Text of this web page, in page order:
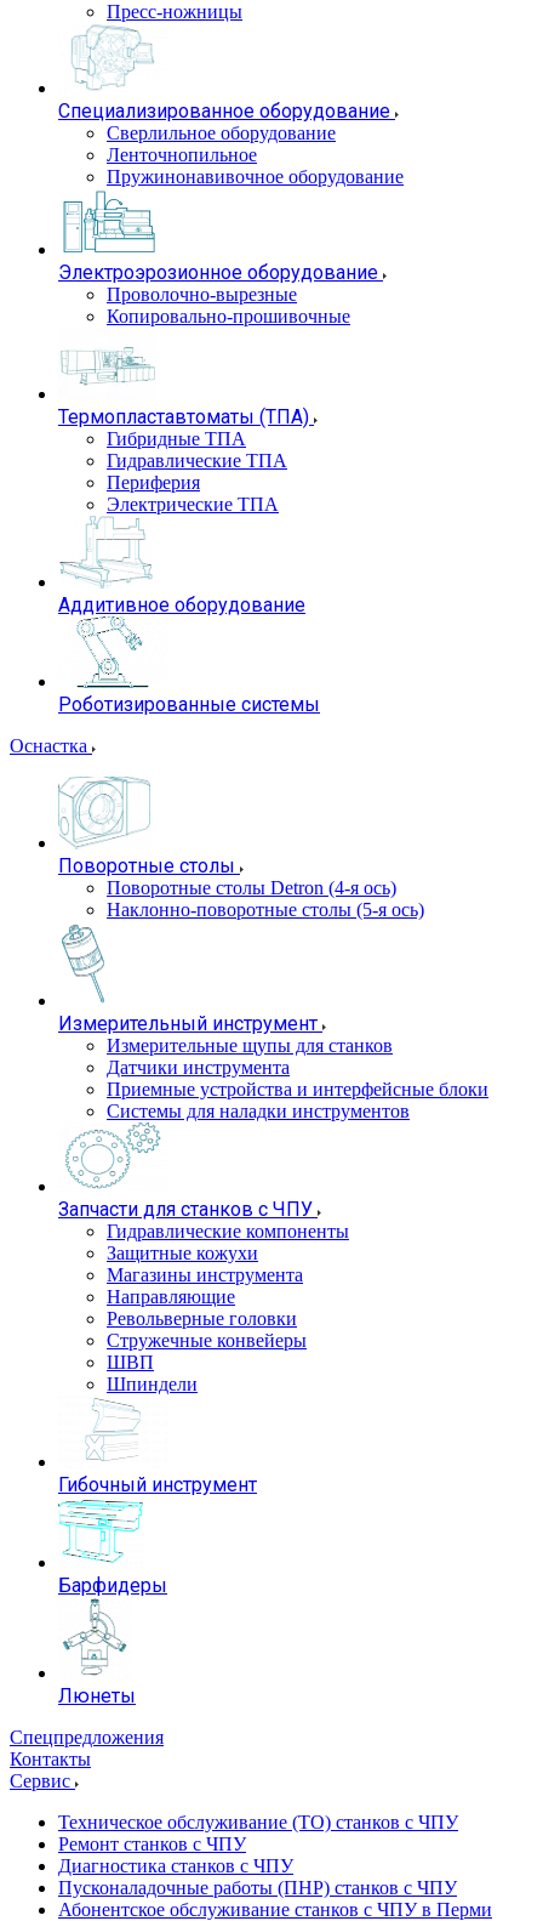
Пресс-ножницы
Специализированное оборудование
Сверлильное оборудование
Ленточнопильное
Пружинонавивочное оборудование
Электроэрозионное оборудование
Проволочно-вырезные
Копировально-прошивочные
Термопластавтоматы (ТПА)
Гибридные ТПА
Гидравлические ТПА
Периферия
Электрические ТПА
Аддитивное оборудование
Роботизированные системы
Оснастка
Поворотные столы
Поворотные столы Detron (4-я ось)
Наклонно-поворотные столы (5-я ось)
Измерительный инструмент
Измерительные щупы для станков
Датчики инструмента
Приемные устройства и интерфейсные блоки
Системы для наладки инструментов
Запчасти для станков с ЧПУ
Гидравлические компоненты
Защитные кожухи
Магазины инструмента
Направляющие
Револьверные головки
Стружечные конвейеры
ШВП
Шпиндели
Гибочный инструмент
Барфидеры
Люнеты
Спецпредложения
Контакты
Сервис
Техническое обслуживание (ТО) станков с ЧПУ
Ремонт станков с ЧПУ
Диагностика станков с ЧПУ
Пусконаладочные работы (ПНР) станков с ЧПУ
Абонентское обслуживание станков с ЧПУ в Перми